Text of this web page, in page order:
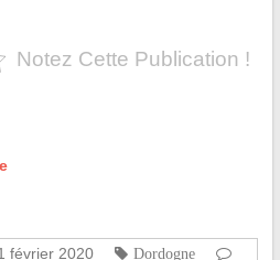
Notez Cette Publication !
février 2020
Dordogne